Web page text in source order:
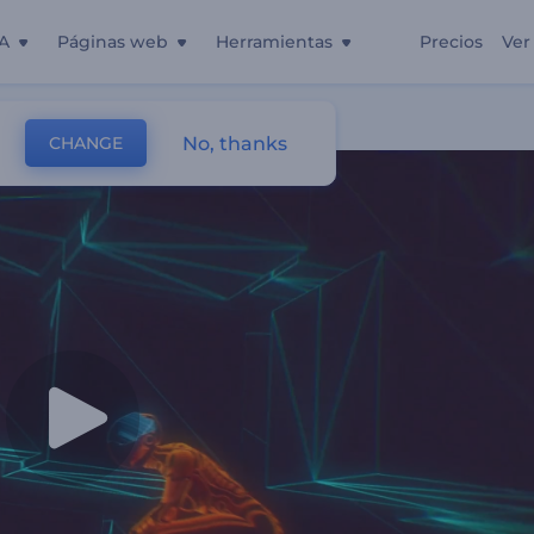
Páginas web Herramientas Precios Ver
CHANGE No, thanks